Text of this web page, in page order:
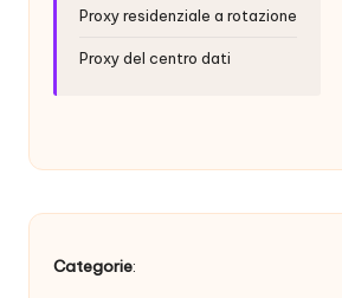
y
P
Proxy residenziale a rotazione
Proxy del centro dati
Categorie: